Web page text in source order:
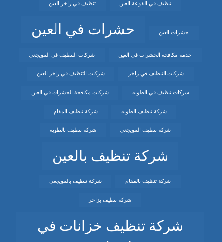
تنظيف في الفوعة العين تنظيف في زاخر العين
حشرات العين حشرات في العين
خدمة مكافحة الحشرات في العين شركات التنظيف في المويجعي
شركات التنظيف في زاخر شركات التنظيف في زاخر العين
شركات تنظيف في الطويه شركات مكافحة الحشرات في العين
شركة تنظيف الطويه شركة تنظيف المقام
شركة تنظيف المويجعي شركة تنظيف بالطويه
شركة تنظيف بالعين
شركة تنظيف بالمقام شركة تنظيف بالمويجعي
شركة تنظيف بزاخر
شركة تنظيف خزانات في